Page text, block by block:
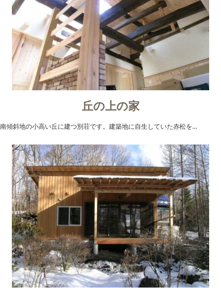
丘の上の家
南傾斜地の小高い丘に建つ別荘です。建築地に自生していた赤松を…